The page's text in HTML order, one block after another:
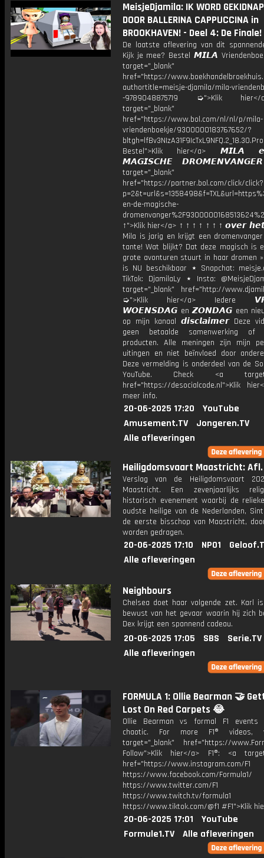
MeisjeDjamila: IK WORD
DOOR BALLERINA CAPPUCCINA in
BROOKHAVEN! - Deel 4: De Finale!
De laatste aflevering van dit
Kijk je mee? Bestel 𝙈𝙄𝙇𝘼
target="_blank"
href="https://
authortitle=meisje-djamila/mila-
-9789048875719 ➭">Klik
target="_blank"
href="https://www.bol.com/nl/nl/p/mila-
vriendenboekje/9300000183767652/?
Bestel">Klik hier</a>
𝙈𝘼𝙂𝙄𝙎𝘾𝙃𝙀
target="_blank"
href="https://partner.bol.com/click/click?
en-de-magische-
↑">Klik hier</a> ↑ ↑ ↑ ↑ ↑ ↑ ↑ 𝙤𝙫𝙚𝙧
Mila is jarig en krijgt een
tante! Wat blijkt? Dat deze magisch is
grote avonturen stuurt in haar dromen
is NU beschikbaar ⋆ Snapchat:
TikTok: DjamilaLy ⋆ Insta:
target="_blank" href="http://
➭">Klik hier</a> Iedere
𝙒𝙊𝙀𝙉𝙎𝘿𝘼𝙂 en 𝙕𝙊𝙉𝘿𝘼𝙂 een
op mijn kanaal 𝙙𝙞𝙨𝙘𝙡𝙖𝙞𝙢𝙚𝙧 Deze
geen betaalde samenwerking of
producten. Alle meningen zijn mijn
uitingen en niet beïnvloed door
Deze vermelding is onderdeel van de
YouTube. Check <a
href="https://desocialcode.nl">Klik
meer info.
20-06-2025 17:20
YouTube
Amusement.TV
Jongeren.TV
Alle afleveringen
Heiligdomsvaart Maastricht: Afl.
Verslag van de Heiligdomsvaart
Maastricht. Een zevenjaarlijks
historisch evenement waarbij de
oudste heilige van de Nederlanden,
de eerste bisschop van Maastricht,
worden gedragen.
20-06-2025 17:10 NPO1
Alle afleveringen
Neighbours
Chelsea doet haar volgende zet. Karl
bewust van het gevaar waarin hij zich
Dex krijgt een spannend cadeau.
20-06-2025 17:05 SBS
Serie.TV
Alle afleveringen
FORMULA 1: Ollie Bearman 🤝
Lost On Red Carpets 😂
Ollie Bearman vs formal F1 events
chaotic. For more F1® videos,
target="_blank" href="https://
Follow">Klik hier</a> F1®: <a
href="https://www.instagram.com/F1
https://www.facebook.com/Formula1/
https://www.twitter.com/F1
https://www.twitch.tv/formula1
https://www.tiktok.com/@f1 #F1">Klik
20-06-2025 17:01
YouTube
Formule1.TV
Alle afleveringen